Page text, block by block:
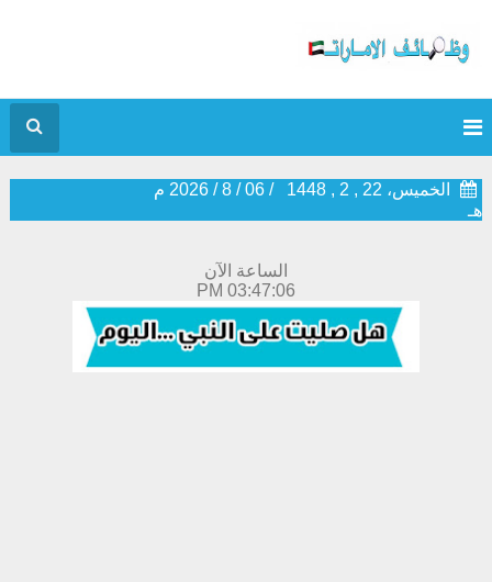
الخميس، 22 , 2 , 1448
هـ
/
06
/
8
/
2026 م
الساعة الآن
03:47:06 PM